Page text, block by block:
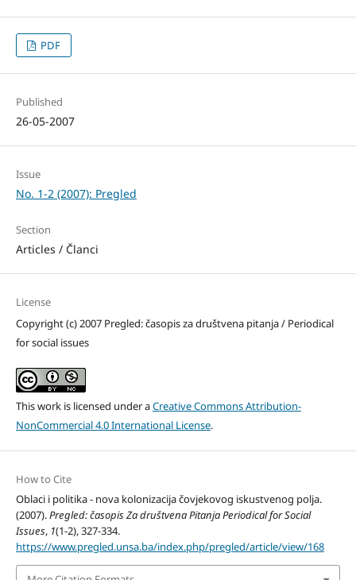
PDF
Published
26-05-2007
Issue
No. 1-2 (2007): Pregled
Section
Articles / Članci
License
Copyright (c) 2007 Pregled: časopis za društvena pitanja / Periodical
for social issues
This work is licensed under aCreative Commons Attribution-
NonCommercial 4.0 International License.
How to Cite
Oblaci i politika - nova kolonizacija čovjekovog iskustvenog polja.
(2007).Pregled: časopis Za društvena Pitanja Periodical for Social
Issues, 1(1-2), 327-334.
https://www.pregled.unsa.ba/index.php/pregled/article/view/168